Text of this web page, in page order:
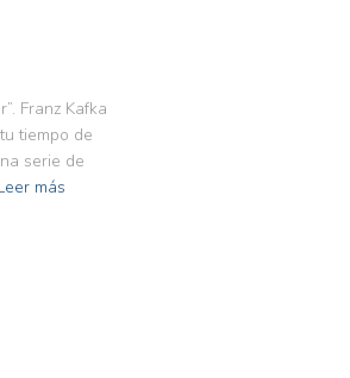
Franz Kafka
tiempo de
serie de
más